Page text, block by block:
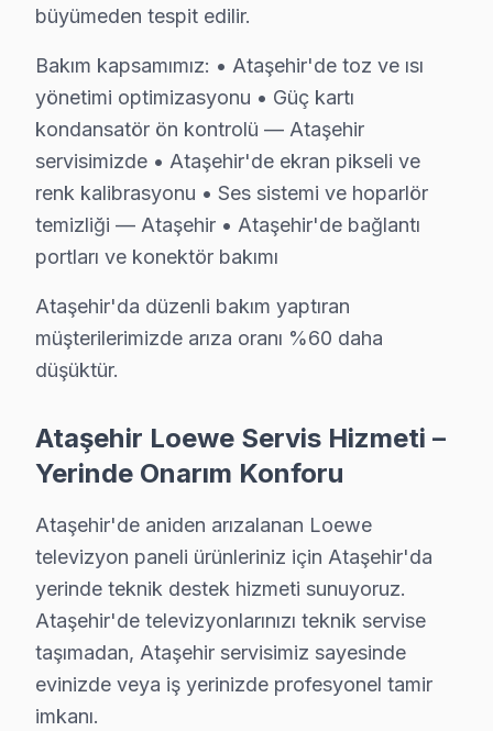
C: atölyemizde Loewe yazılım güncelleme sorunu
S: Ataşehir'de söz konusu model 4K modeli
C: Ataşehir'de Loewe 4K modeli modelinde yazılım
S: Ataşehir'de Loewe görüntüleme sistemi Smart
C: Ataşehir servisimize başvurmadan önce şunları
Ataşehir'de Loewe Hizmete Nasıl Ulaşılır?
Ataşehir'de Loewe televizyon servis ihtiyacınız için
Telefon: 0850 811 14 36
• Ataşehir'de aynı gün Loewe televizyon randevu
• Belirlenen saatte uzman bu TV teknisyeni
Ataşehir'de Yerinde Loewe Televizyon Servis
İstanbul Finans Merkezi, Watergarden, Brandium
Ataşehir Loewe Televizyon Servisi İçin
Ataşehir bölgesinde Loewe televizyonunuz
Ataşehir'deki Tecrübemiz: Ataşehir ve yakın
Ataşehir Servis Güvencesi: Ataşehir'de
Ataşehir bu marka Sertifikalı Kadro: Loewe yetkili
büyümeden tespit edilir.
Bakım kapsamımız: • Ataşehir'de toz ve ısı
yönetimi optimizasyonu • Güç kartı
kondansatör ön kontrolü — Ataşehir
servisimizde • Ataşehir'de ekran pikseli ve
renk kalibrasyonu • Ses sistemi ve hoparlör
temizliği — Ataşehir • Ataşehir'de bağlantı
portları ve konektör bakımı
Ataşehir'da düzenli bakım yaptıran
müşterilerimizde arıza oranı %60 daha
düşüktür.
Ataşehir Loewe Servis Hizmeti –
Yerinde Onarım Konforu
Ataşehir'de aniden arızalanan Loewe
televizyon paneli ürünleriniz için Ataşehir'da
yerinde teknik destek hizmeti sunuyoruz.
Ataşehir'de televizyonlarınızı teknik servise
taşımadan, Ataşehir servisimiz sayesinde
evinizde veya iş yerinizde profesyonel tamir
imkanı.